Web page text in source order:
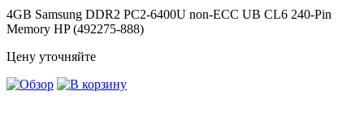
4GB Samsung DDR2 PC2-6400U non-ECC UB CL6 240-Pin
Memory HP (492275-888)
Цену уточняйте